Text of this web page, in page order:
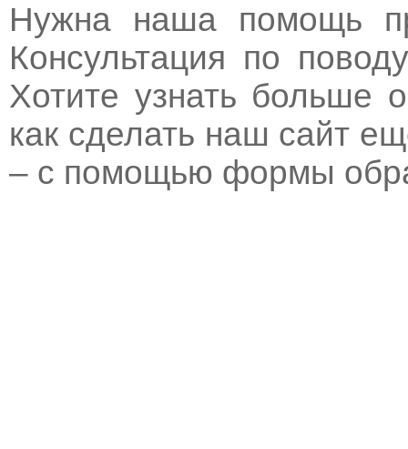
Нужна наша помощь
Консультация по
Хотите узнать больше
как сделать наш сайт
– с помощью формы